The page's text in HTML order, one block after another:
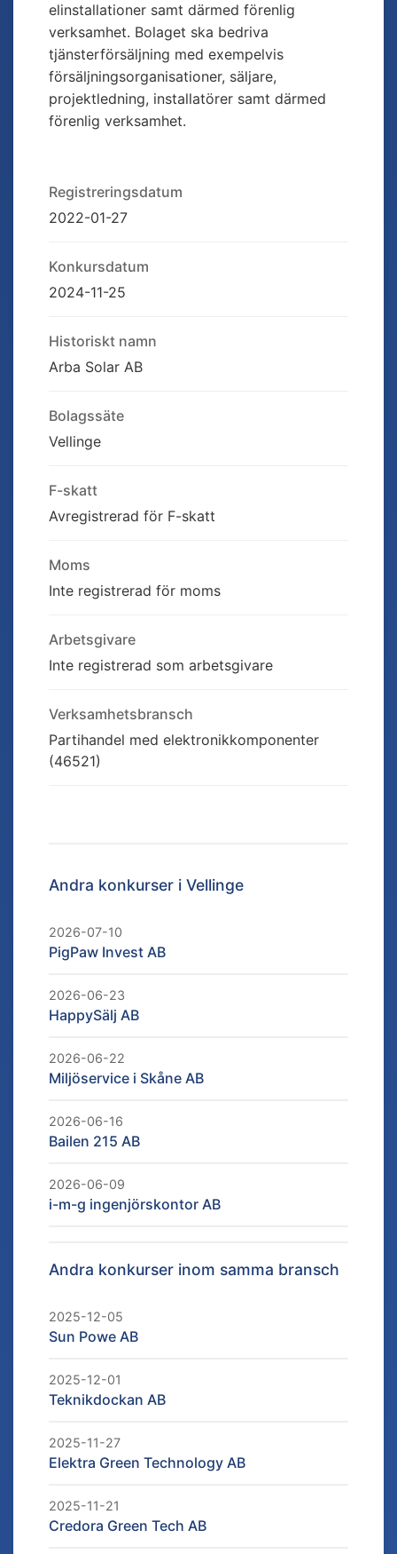
elinstallationer samt därmed förenlig
verksamhet. Bolaget ska bedriva
tjänsterförsäljning med exempelvis
försäljningsorganisationer, säljare,
projektledning, installatörer samt därmed
förenlig verksamhet.
Registreringsdatum
2022-01-27
Konkursdatum
2024-11-25
Historiskt namn
Arba Solar AB
Bolagssäte
Vellinge
F-skatt
Avregistrerad för F-skatt
Moms
Inte registrerad för moms
Arbetsgivare
Inte registrerad som arbetsgivare
Verksamhetsbransch
Partihandel med elektronikkomponenter
(46521)
Andra konkurser i Vellinge
2026-07-10
PigPaw Invest AB
2026-06-23
HappySälj AB
2026-06-22
Miljöservice i Skåne AB
2026-06-16
Bailen 215 AB
2026-06-09
i-m-g ingenjörskontor AB
Andra konkurser inom samma bransch
2025-12-05
Sun Powe AB
2025-12-01
Teknikdockan AB
2025-11-27
Elektra Green Technology AB
2025-11-21
Credora Green Tech AB